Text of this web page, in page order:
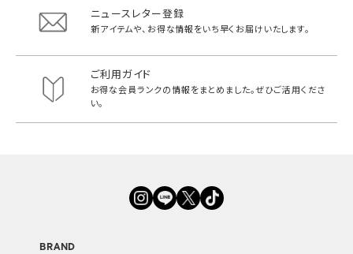
ニュースレター登録
新アイテムや、お得な情報をいち早く お届けいたします。
ご利用ガイド
お得な会員ランクの情報をまとめました。ぜひご活用くださ
い。
BRAND